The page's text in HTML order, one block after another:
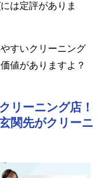
には定評がありま
すいクリーニング
値がありますよ？
リーニング店！
関先がクリーニ